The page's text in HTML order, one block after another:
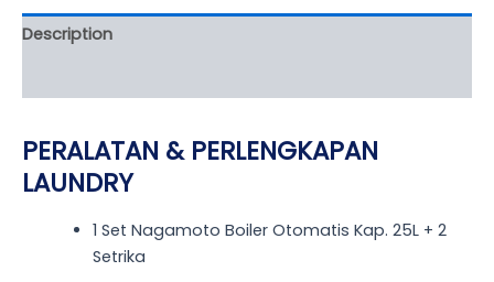
Description
PERALATAN & PERLENGKAPAN
LAUNDRY
1 Set Nagamoto Boiler Otomatis Kap. 25L + 2
Setrika